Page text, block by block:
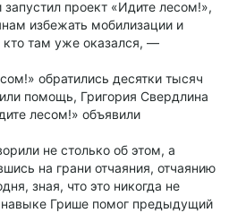
проект «Идите лесом!»,
избежать мобилизации и
кто там уже оказался, —
обратились десятки тысяч
помощь, Григория Свердлина
лесом!» объявили
не столько об этом, а
на грани отчаяния, отчаянию
зная, что это никогда не
навыке Грише помог предыдущий